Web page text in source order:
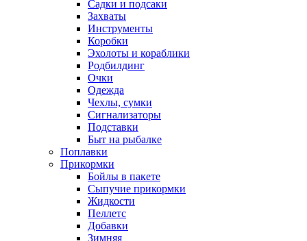
Садки и подсаки
Захваты
Инструменты
Коробки
Эхолоты и кораблики
Родбилдинг
Очки
Одежда
Чехлы, сумки
Сигнализаторы
Подставки
Быт на рыбалке
Поплавки
Прикормки
Бойлы в пакете
Сыпучие прикормки
Жидкости
Пеллетс
Добавки
Зимняя